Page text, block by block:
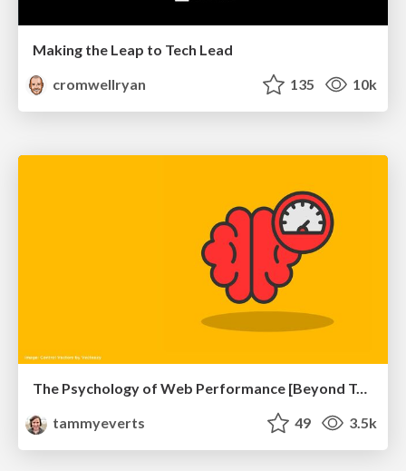
Making the Leap to Tech Lead
cromwellryan
135 10k
The Psychology of Web Performance [Beyond Tellerrand 2023]
tammyeverts
49 3.5k